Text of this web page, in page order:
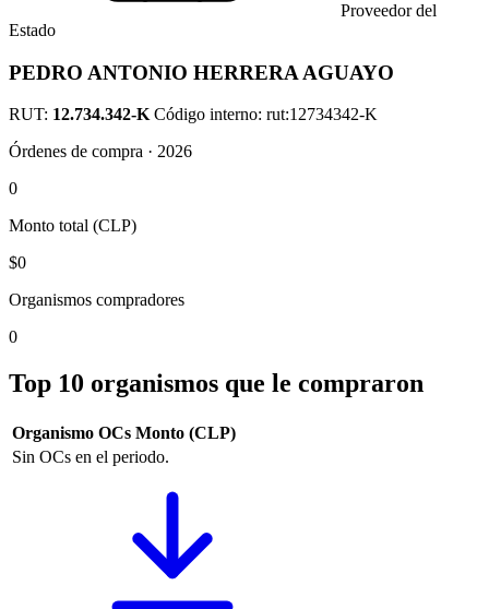
Proveedor del
Estado
PEDRO ANTONIO HERRERA AGUAYO
RUT: 12.734.342-K Código interno: rut:12734342-K
Órdenes de compra · 2026
0
Monto total (CLP)
$0
Organismos compradores
0
Top 10 organismos que le compraron
Organismo OCs Monto (CLP)
Sin OCs en el periodo.